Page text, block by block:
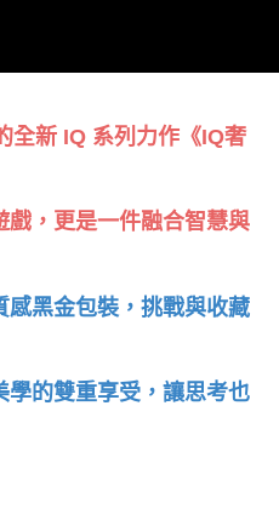
全新 IQ 系列力作《IQ奢
戲，更是一件融合智慧與
感黑金包裝，挑戰與收藏
學的雙重享受，讓思考也